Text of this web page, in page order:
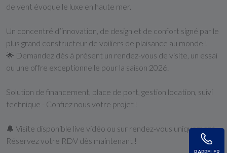
RAPPELER
de vent évoque le luxe en haute mer.
Un concentré d’innovation, de design et de confort signé par le
plus grand constructeur de voiliers de plaisance au monde !
🌟 Demandez dès à présent un rendez-vous de visite, un essai
ou une offre exceptionnelle pour la saison 2026.
Solution de financement, place de port, gestion location, suivi
technique - Confiez nous votre projet !
🔔 Visite disponible live vidéo ou sur rendez-vous uniquement.
Réservez votre RDV dès maintenant !